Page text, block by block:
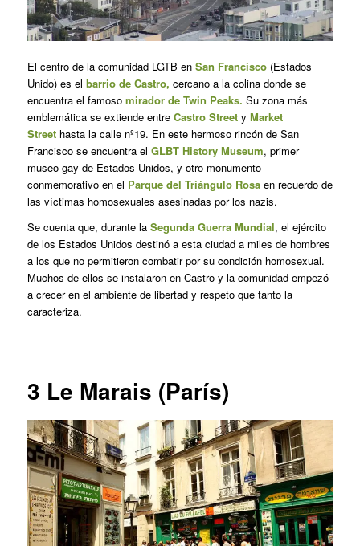
El centro de la comunidad LGTB en San Francisco(Estados
Unido) es el barrio de Castro, cercano a la colina donde se
encuentra el famoso mirador de Twin Peaks. Su zona más
emblemática se extiende entreCastro Streety Market
Streethasta la calle nº19. En este hermoso rincón de San
Francisco se encuentra el GLBT History Museum, primer
museo gay de Estados Unidos, y otro monumento
conmemorativo en el Parque del Triángulo Rosaen recuerdo de
las víctimas homosexuales asesinadas por los nazis.
Se cuenta que, durante la Segunda Guerra Mundial, el ejército
de los Estados Unidos destinó a esta ciudad a miles de hombres
a los que no permitieron combatir por su condición homosexual.
Muchos de ellos se instalaron en Castro y la comunidad empezó
a crecer en el ambiente de libertad y respeto que tanto la
caracteriza.
3 Le Marais (París)